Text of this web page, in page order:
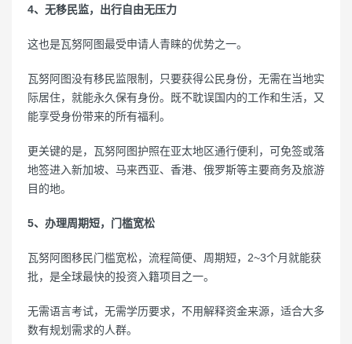
4、无移民监，出行自由无压力
这也是瓦努阿图最受申请人青睐的优势之一。
瓦努阿图没有移民监限制，只要获得公民身份，无需在当地实
际居住，就能永久保有身份。既不耽误国内的工作和生活，又
能享受身份带来的所有福利。
更关键的是，瓦努阿图护照在亚太地区通行便利，可免签或落
地签进入新加坡、马来西亚、香港、俄罗斯等主要商务及旅游
目的地。
5、办理周期短，门槛宽松
瓦努阿图移民门槛宽松，流程简便、周期短，2~3个月就能获
批，是全球最快的投资入籍项目之一。
无需语言考试，无需学历要求，不用解释资金来源，适合大多
数有规划需求的人群。